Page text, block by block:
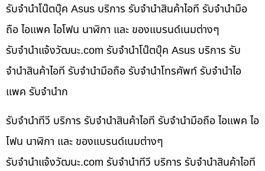
รับจำนำโน๊ตบุ๊ค Asus บริการ รับจำนำสินค้าไอที รับจำนำมือ
ถือ ไอแพค ไอโฟน นาฬิกา และ ของแบรนด์เนมต่างๆ
รับจํานําแจ้งวัฒนะ.com รับจำนำโน๊ตบุ๊ค Asus บริการ รับ
จำนำสินค้าไอที รับจำนำมือถือ รับจำนำโทรศัพท์ รับจำนำไอ
แพค รับจำนำก
รับจำนำทีวี บริการ รับจำนำสินค้าไอที รับจำนำมือถือ ไอแพค ไอ
โฟน นาฬิกา และ ของแบรนด์เนมต่างๆ
รับจํานําแจ้งวัฒนะ.com รับจำนำทีวี บริการ รับจำนำสินค้าไอที